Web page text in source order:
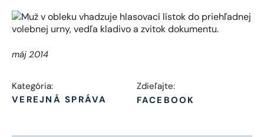
máj 2014
Kategória:
VEREJNÁ SPRÁVA
Zdieľajte:
FACEBOOK